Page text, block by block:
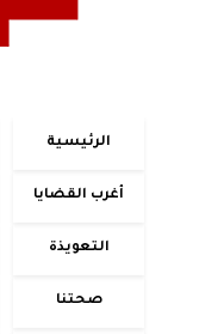
الرئيسية
أغرب القضايا
التعويذة
صحتنا